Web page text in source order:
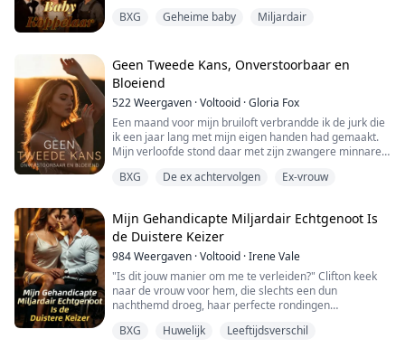
zijn drieling.
mij gestolen is. Charles, verblind door leugens, ziet mij
als zijn vijand.
Wanneer de waarheid einde...
BXG Geheime baby Miljardair
Geen Tweede Kans, Onverstoorbaar en
Bloeiend
522Weergaven ·Voltooid ·Gloria Fox
Een maand voor mijn bruiloft verbrandde ik de jurk die
ik een jaar lang met mijn eigen handen had gemaakt.
Mijn verloofde stond daar met zijn zwangere minnares
mij ben je niets."
een huwelijksalliantie? Ik bied een belang van honderd
miljard doll...
BXG De ex achtervolgen Ex-vrouw
Mijn Gehandicapte Miljardair Echtgenoot Is
de Duistere Keizer
984Weergaven ·Voltooid ·Irene Vale
"Is dit jouw manier om me te verleiden?" Clifton keek
naar de vrouw voor hem, die slechts een dun
nachthemd droeg, haar perfecte rondingen
"Ik geef toe, ik voel me tot je aangetrokken." Clifton
BXG Huwelijk Leeftijdsverschil